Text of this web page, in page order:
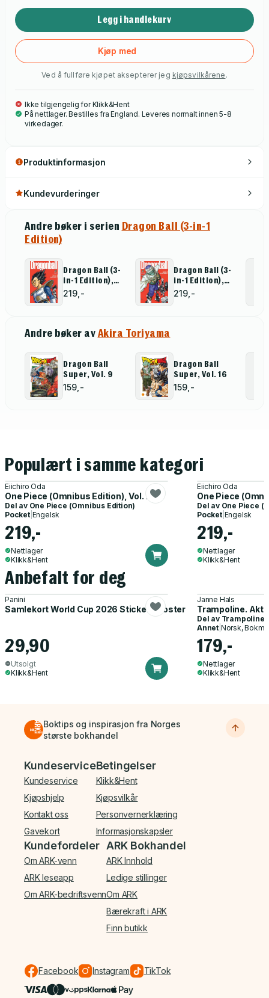
Legg i handlekurv
Kjøp med
Ved å fullføre kjøpet aksepterer jeg kjøpsvilkårene .
Ikke tilgjengelig for Klikk&Hent
På nettlager. Bestilles fra England. Leveres normalt innen 5-8
virkedager.
Produktinformasjon
Kundevurderinger
Andre bøker i serien Dragon Ball (3-in-1
Edition)
Dragon Ball (3-
in-1 Edition),
Vol. 7
219,-
Dragon Ball (3-
in-1 Edition),
Vol. 5
219,-
Andre bøker avAkira Toriyama
Dragon Ball
Super, Vol. 9
159,-
Dragon Ball
Super, Vol. 16
159,-
Populært i samme kategori
Eiichiro Oda
One Piece (Omnibus Edition), Vol. 7
Del av One Piece (Omnibus Edition)
Pocket| Engelsk
219,-
Nettlager
Klikk&Hent
Eiichiro Oda
One Piece
Del av One Piece
Pocket| Engelsk
219,-
Nettlager
Klikk&Hent
Anbefalt for deg
Panini
Samlekort World Cup 2026 Sticker Booster
29,90
Utsolgt
Klikk&Hent
Janne Hals
Trampoline.
Del av Trampoline
Annet| Norsk,
179,-
Nettlager
Klikk&Hent
Boktips og inspirasjon fra Norges
største bokhandel
Bunnmeny
Kundeservice
Kundeservice
Kjøpshjelp
Kontakt oss
Gavekort
Betingelser
Klikk&Hent
Kjøpsvilkår
Personvernerklæring
Informasjonskapsler
Kundefordeler
Om ARK-venn
ARK leseapp
Om ARK-bedriftsvenn
ARK Bokhandel
ARK Innhold
Ledige stillinger
Om ARK
Bærekraft i ARK
Finn butikk
Facebook Instagram TikTok